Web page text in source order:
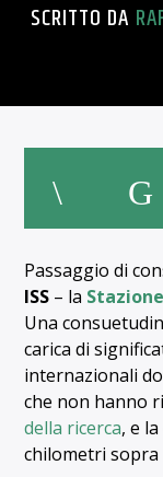
SCRITTO DA
Passaggio di
ISS – la
Una
carica di
internazionali
che non hanno
della ricerca, e
chilometri sopra